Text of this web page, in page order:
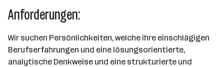
Anforderungen:
Wir suchen Persönlichkeiten, welche ihre einschlägigen
Berufserfahrungen und eine lösungsorientierte,
analytische Denkweise und eine strukturierte und